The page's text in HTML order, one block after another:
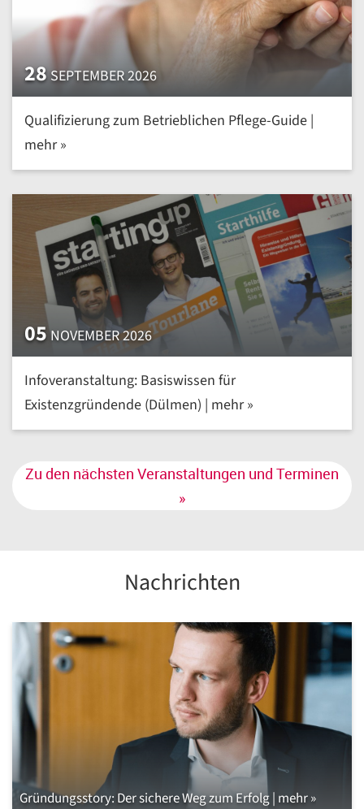
28SEPTEMBER 2026
Qualifizierung zum Betrieblichen Pflege-Guide |
mehr »
05 NOVEMBER 2026
Infoveranstaltung: Basiswissen für
Existenzgründende (Dülmen) | mehr »
Zu den nächsten Veranstaltungen und Terminen
»
Nachrichten
Gründungsstory: Der sichere Weg zum Erfolg | mehr »